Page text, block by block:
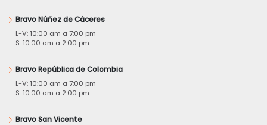
Bravo Núñez de Cáceres
L-V: 10:00 am a 7:00 pm
S: 10:00 am a 2:00 pm
Bravo República de Colombia
L-V: 10:00 am a 7:00 pm
S: 10:00 am a 2:00 pm
Bravo San Vicente